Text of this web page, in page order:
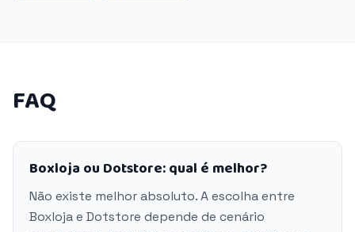
FAQ
Boxloja ou Dotstore: qual é melhor?
Não existe melhor absoluto. A escolha entre
Boxloja e Dotstore depende de cenário